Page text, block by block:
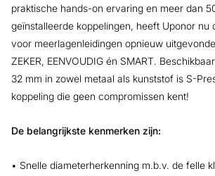
praktische hands-on ervaring en meer dan
geïnstalleerde koppelingen, heeft Uponor nu
voor meerlagenleidingen opnieuw
ZEKER, EENVOUDIG én SMART.
32 mm in zowel metaal als kunststof is S-
koppeling die geen compromissen kent!
De belangrijkste kenmerken zijn:
• Snelle diameterherkenning m.b.v. de felle